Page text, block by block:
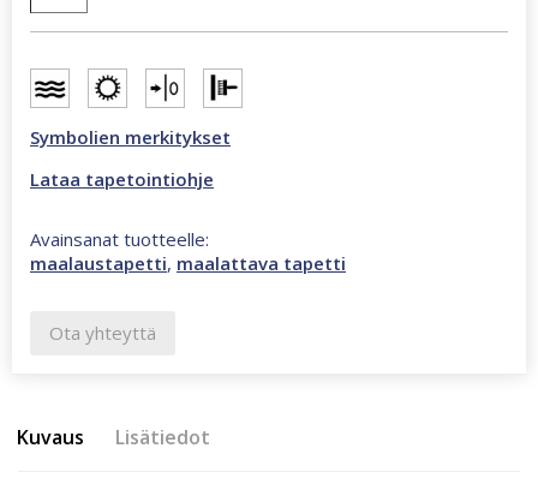
valkoinen
9245
Symbolien merkitykset
Lataa tapetointiohje
Avainsanat tuotteelle:
maalaustapetti, maalattava tapetti
Ota yhteyttä
Kuvaus Lisätiedot